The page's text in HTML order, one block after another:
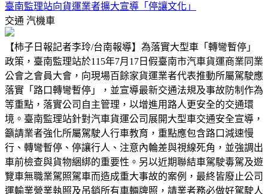
臺南監理站向貨運業者擴大宣導「停讓文化」
交通 汽機車
【柿子日報記者李玲/台南報導】為落實大型車「轉彎暫停」
政策，臺南監理站於115年7月17日假臺南市汽車貨運商業同業
公會之會員大會，向現場百餘家貨運業者代表推動所屬駕駛應
落實「路口轉彎暫停」，並宣導最新交通法規及事故防制作為
等重點，落實公司自主管理，以增進用路人更安全的交通環
境。臺南監理站針對汽車貨運公司展開大型車交通安全宣導，
籲請業者強化所屬駕駛人行車教育，重點應包含路口減速慢
行、轉彎暫停、停讓行人、注意內輪差與視線死角，並強調出
車前檢查與貨物綑綁的重要性。另以近期聯結車駕駛毒駕及遊
覽車無職業駕照駕車而造成重大事故的案例，最終皆廢止公司
運輸業營業執照及吊銷所有車輛牌照，請業者務必做好駕駛人